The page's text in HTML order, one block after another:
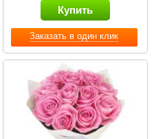
Заказать в один клик
Купить